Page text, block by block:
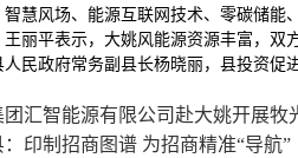
慧风场、能源互联网技术、零碳储
丽平表示，大姚风能源资源丰富，双
民政府常务副县长杨晓丽，县投资促
团汇智能源有限公司赴大姚开展牧
：印制招商图谱 为招商精准“导航”